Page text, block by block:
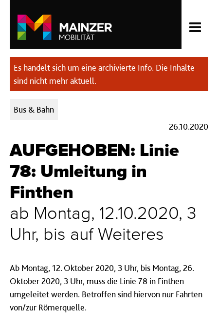
Es handelt sich um eine archivierte Info. Die Inhalte
sind nicht mehr aktuell.
Kategorien:
Bus & Bahn
26.10.2020
AUFGEHOBEN: Linie
78: Umleitung in
Finthen
ab Montag, 12.10.2020, 3
Uhr, bis auf Weiteres
Ab Montag, 12. Oktober 2020, 3 Uhr, bis Montag, 26.
Oktober 2020, 3 Uhr, muss die Linie 78 in Finthen
umgeleitet werden. Betroffen sind hiervon nur Fahrten
von/zur Römerquelle.